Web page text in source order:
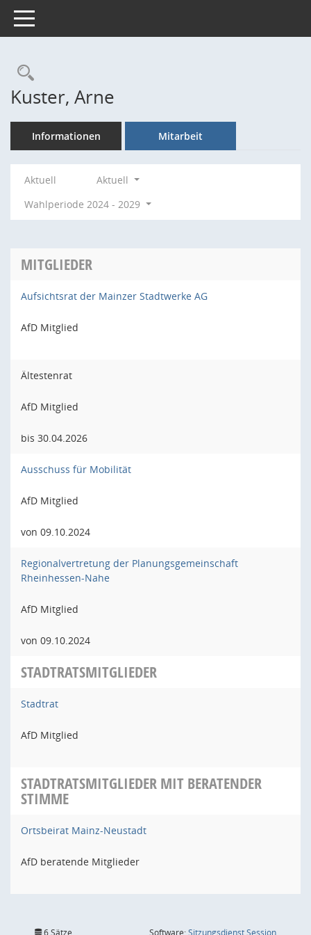
Toggle navigation
Rechercheauswahl
Kuster, Arne
Informationen Mitarbeit
Aktuell
Aktuell
Wahlperiode 2024 - 2029
MITGLIEDER
Aufsichtsrat der Mainzer Stadtwerke AG
AfD Mitglied
Ältestenrat
AfD Mitglied
bis 30.04.2026
Ausschuss für Mobilität
AfD Mitglied
von 09.10.2024
Regionalvertretung der Planungsgemeinschaft
Rheinhessen-Nahe
AfD Mitglied
von 09.10.2024
STADTRATSMITGLIEDER
Stadtrat
AfD Mitglied
STADTRATSMITGLIEDER MIT BERATENDER
STIMME
Ortsbeirat Mainz-Neustadt
AfD beratende Mitglieder
6 Sätze Software:SitzungsdienstSession(Wird in